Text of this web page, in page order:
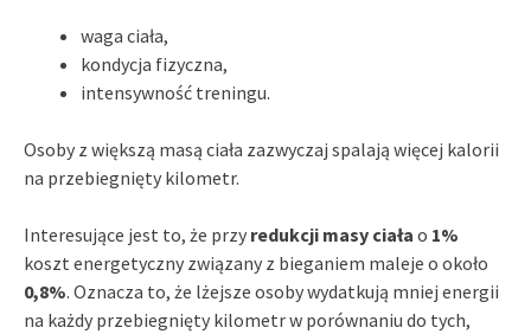
waga ciała,
kondycja fizyczna,
intensywność treningu.
Osoby z większą masą ciała zazwyczaj spalają więcej kalorii
na przebiegnięty kilometr.
Interesujące jest to, że przy redukcji masy ciała o 1%
koszt energetyczny związany z bieganiem maleje o około
0,8%. Oznacza to, że lżejsze osoby wydatkują mniej energii
na każdy przebiegnięty kilometr w porównaniu do tych,